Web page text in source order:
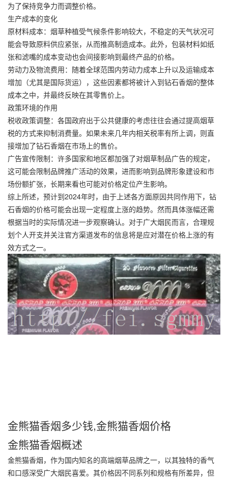
为了保持竞争力而调整价格。
生产成本的变化
原材料成本：烟草种植受气候条件影响较大，不稳定的天气状况可
能会导致原料供应紧张，从而推高制造成本。此外，包装材料如纸
张和滤嘴的成本变动也会间接影响到最终产品的价格。
劳动力及物流费用：随着全球范围内劳动力成本上升以及运输成本
增加（尤其是国际货运），这些因素都将被计入到钻石香烟的整体
成本之中，并最终反映在其零售价上。
政策环境的作用
税收政策调整：各国政府出于公共健康的考虑往往会通过提高烟草
税的方式来抑制消费量。如果未来几年内相关税率有所上调，则直
接增加了钻石香烟在市场上的售价。
广告宣传限制：许多国家和地区都加强了对烟草制品广告的规定，
这可能会限制品牌推广活动的效果，进而影响到品牌形象建设和市
场份额扩张，长期来看也可能对价格定位产生影响。
综上所述，预计到2024年时，由于上述各方面原因共同作用下，钻
石香烟的价格可能会出现一定程度上涨的趋势。然而具体涨幅还需
根据当时的实际情况进一步观察确认。对于广大烟民而言，合理规
划个人开支并关注官方渠道发布的信息将是应对潜在价格上涨的有
效方式之一。
金熊猫香烟多少钱,金熊猫香烟价格
金熊猫香烟概述
金熊猫香烟，作为国内知名的高端烟草品牌之一，以其独特的香气
和口感深受广大烟民喜爱。其价格因不同系列和规格有所差异，但